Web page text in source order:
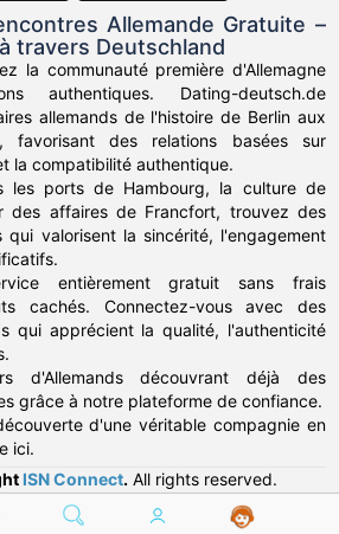
Allemande Gratuite –
travers Deutschland
la communauté première d'Allemagne
authentiques. Dating-deutsch.de
allemands de l'histoire de Berlin aux
favorisant des relations basées sur
la compatibilité authentique.
les ports de Hambourg, la culture de
des affaires de Francfort, trouvez des
qui valorisent la sincérité, l'engagement
entièrement gratuit sans frais
cachés. Connectez-vous avec des
qui apprécient la qualité, l'authenticité
d'Allemands découvrant déjà des
grâce à notre plateforme de confiance.
d'une véritable compagnie en
ici.
ISN Connect. All rights reserved.